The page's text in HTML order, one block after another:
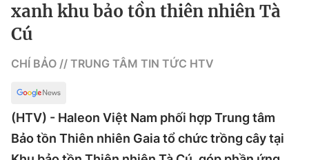
xanh khu bảo tồn thiên nhiên Tà
Cú
CHÍ BẢO // TRUNG TÂM TIN TỨC HTV
(HTV) - Haleon Việt Nam phối hợp Trung tâm
Bảo tồn Thiên nhiên Gaia tổ chức trồng cây tại